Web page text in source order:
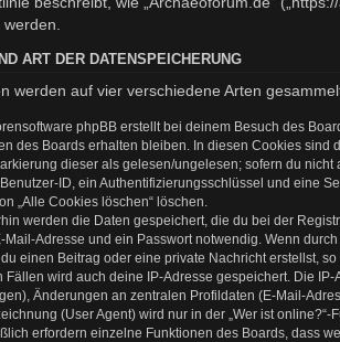
ART DER DATENSPEICHERUNG
werden auf vier verschiedene Arten
phpBB erstellt bei deinem Besuch des
des Boards erhalten bleiben. In diesen Cookies
dieser als gelesen/ungelesen; sofern du
ID, ein Authentifizierungsschlüssel und eine
„Alle Cookies löschen“ löschen.
werden die Daten gespeichert, die du bei der
Mail-Adresse und ein Passwort notwendig. Wenn
einen Beitrag oder eine private Nachricht erstellst,
Fällen wird auch deine IP-Adresse gespeichert. Die
Änderungen an zentralen Profildaten (E-Mail-
(User Agent) wird nur in der „Wer ist
erfordern einzelne Funktionen des Boards, dass